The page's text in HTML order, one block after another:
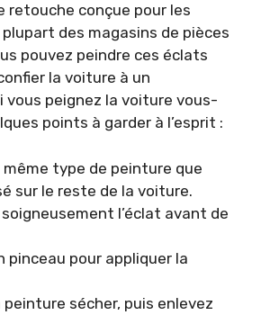
retouche conçue pour les
des magasins de pièces
pouvez peindre ces éclats
la voiture à un
vous peignez la voiture vous-
points à garder à l’esprit :
même type de peinture que
sur le reste de la voiture.
l’éclat avant de
pinceau pour appliquer la
peinture sécher, puis enlevez